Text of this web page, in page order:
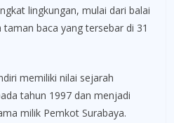
lingkungan, mulai dari balai
taman baca yang tersebar di 31
memiliki nilai sejarah
tahun 1997 dan menjadi
milik Pemkot Surabaya.